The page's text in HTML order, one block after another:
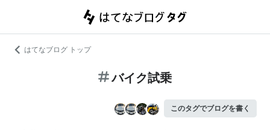
はてなブログ トップ
バイク試乗
このタグでブログを書く